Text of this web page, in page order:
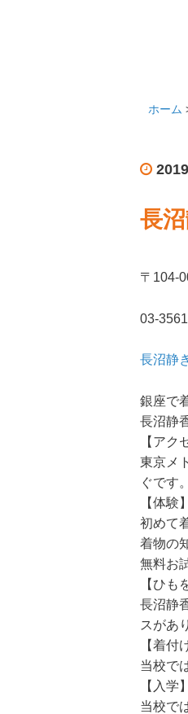
ホーム
長
〒104-
03-
長沼静
銀座で
長沼静
【アク
東京メ
ぐです。
【体験
初めて
着物の
無料お
【ひも
長沼静
スがあ
【着付
当校で
【入学
当校で